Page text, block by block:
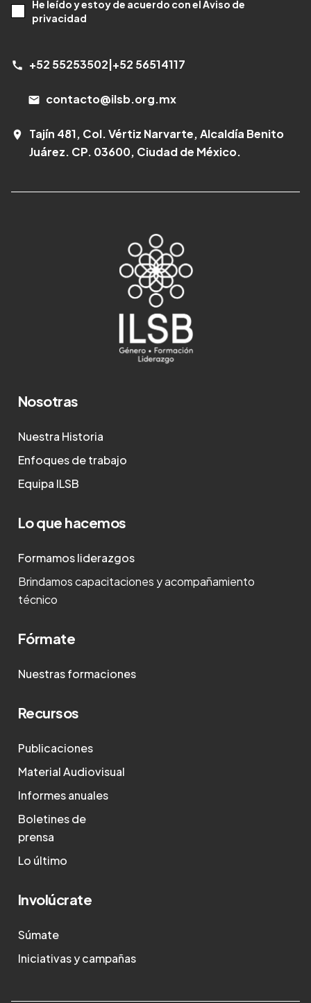
He leído y estoy de acuerdo con el Aviso de
privacidad
call +52 55253502 +52 56514117
email contacto@ilsb.org.mx
room
Tajín 481, Col. Vértiz Narvarte, Alcaldía Benito
Juárez. CP. 03600, Ciudad de México.
Nosotras
Nuestra Historia
Enfoques de trabajo
Equipa ILSB
Lo que hacemos
Formamos liderazgos
Brindamos capacitaciones y acompañamiento
técnico
Fórmate
Nuestras formaciones
Recursos
Publicaciones
Material Audiovisual
Informes anuales
Boletines de
prensa
Lo último
Involúcrate
Súmate
Iniciativas y campañas